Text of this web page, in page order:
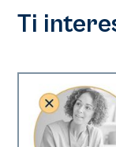
Ti